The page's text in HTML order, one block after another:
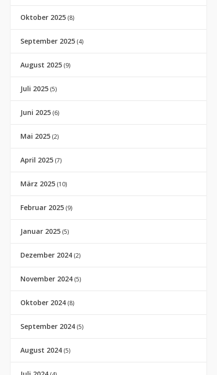
Oktober 2025 (8)
September 2025 (4)
August 2025 (9)
Juli 2025 (5)
Juni 2025 (6)
Mai 2025 (2)
April 2025 (7)
März 2025 (10)
Februar 2025 (9)
Januar 2025 (5)
Dezember 2024 (2)
November 2024 (5)
Oktober 2024 (8)
September 2024 (5)
August 2024 (5)